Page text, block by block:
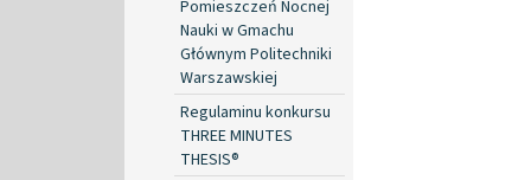
Pomieszczeń Nocnej
Nauki w Gmachu
Głównym Politechniki
Warszawskiej
Regulaminu konkursu
THREE MINUTES
THESIS®